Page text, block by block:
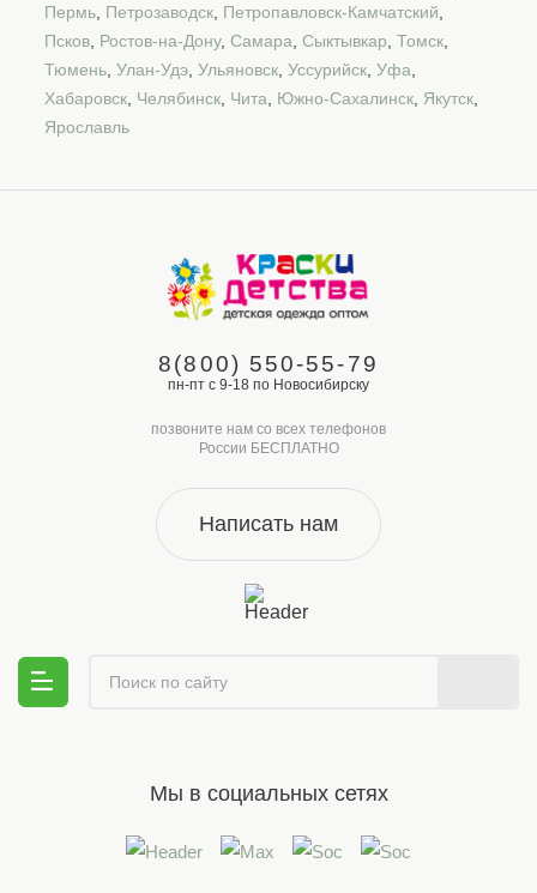
Пермь Петрозаводск Петропавловск-Камчатский
Псков Ростов-на-Дону, Самара Сыктывкар Томск
Тюмень Улан-Удэ Ульяновск Уссурийск Уфа
Хабаровск Челябинск Чита Южно-Сахалинск Якутск
Ярославль
8(800) 550-55-79
пн-пт с 9-18 по Новосибирску
позвоните нам со всех телефонов
России БЕСПЛАТНО
Написать нам
Мы в социальных сетях